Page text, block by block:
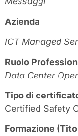
Azienda
ICT Managed
Ruolo
Data Center
Tipo di
Certified Safety
Formazione